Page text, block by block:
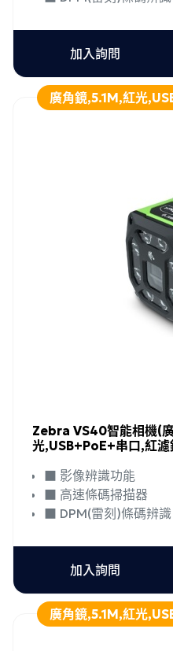
加入詢問
廣角鏡,5.1M,紅光
Zebra VS40智能相機(
光,USB+PoE+串口,紅濾
■ 影像辨識功能
■ 高速條碼掃描器
■ DPM(雷刻)條碼辨識
加入詢問
廣角鏡,5.1M,紅光